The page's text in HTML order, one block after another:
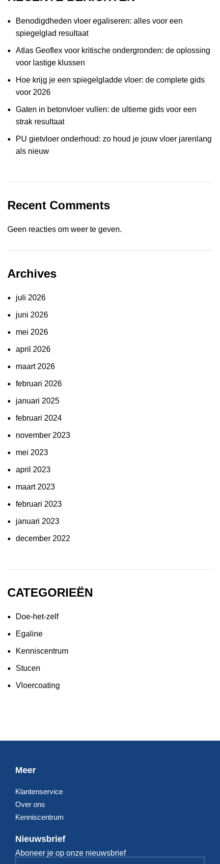
Benodigdheden vloer egaliseren: alles voor een
spiegelglad resultaat
Atlas Geoflex voor kritische ondergronden: de oplossing
voor lastige klussen
Hoe krijg je een spiegelgladde vloer: de complete gids
voor 2026
Gaten in betonvloer vullen: de ultieme gids voor een
strak resultaat
PU gietvloer onderhoud: zo houd je jouw vloer jarenlang
als nieuw
Recent Comments
Geen reacties om weer te geven.
Archives
juli 2026
juni 2026
mei 2026
april 2026
maart 2026
februari 2026
januari 2025
februari 2024
november 2023
mei 2023
april 2023
maart 2023
februari 2023
januari 2023
december 2022
CATEGORIEËN
Doe-het-zelf
Egaline
Kenniscentrum
Stucen
Vloercoating
Meer
Klantenservice
Over ons
Kenniscentrum
Nieuwsbrief
Aboneer je op onze nieuwsbrief